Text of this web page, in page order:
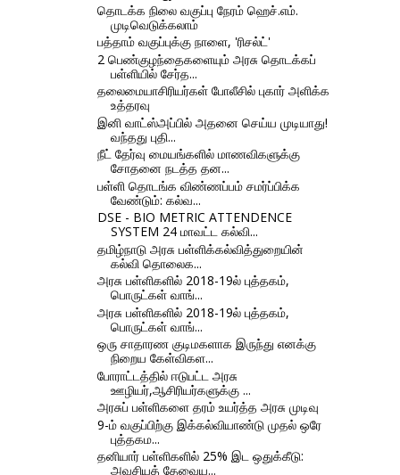
தொடக்க நிலை வகுப்பு நேரம் ஹெச்.எம்.
முடிவெடுக்கலாம்
பத்தாம் வகுப்புக்கு நாளை, 'ரிசல்ட்'
2 பெண்குழந்தைகளையும் அரசு தொடக்கப்
பள்ளியில் சேர்த...
தலைமையாசிரியர்கள் போலீசில் புகார் அளிக்க
உத்தரவு
இனி வாட்ஸ்அப்பில் அதனை செய்ய முடியாது!
வந்தது புதி...
நீட் தேர்வு மையங்களில் மாணவிகளுக்கு
சோதனை நடத்த தன...
பள்ளி தொடங்க விண்ணப்பம் சமர்ப்பிக்க
வேண்டும்: கல்வ...
DSE - BIO METRIC ATTENDENCE
SYSTEM 24 மாவட்ட கல்வி...
தமிழ்நாடு அரசு பள்ளிக்கல்வித்துறையின்
கல்வி தொலைக...
அரசு பள்ளிகளில் 2018-19ல் புத்தகம்,
பொருட்கள் வாங்...
அரசு பள்ளிகளில் 2018-19ல் புத்தகம்,
பொருட்கள் வாங்...
ஒரு சாதாரண குடிமகளாக இருந்து எனக்கு
நிறைய கேள்விகள...
போராட்டத்தில் ஈடுபட்ட அரசு
ஊழியர்,ஆசிரியர்களுக்கு ...
அரசுப் பள்ளிகளை தரம் உயர்த்த அரசு முடிவு
9-ம் வகுப்பிற்கு இக்கல்வியாண்டு முதல் ஒரே
புத்தகம...
தனியார் பள்ளிகளில் 25% இட ஒதுக்கீடு:
அவசியத் தேவைய...